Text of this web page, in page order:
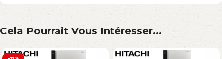
Cela Pourrait Vous Intéresser...
-11%